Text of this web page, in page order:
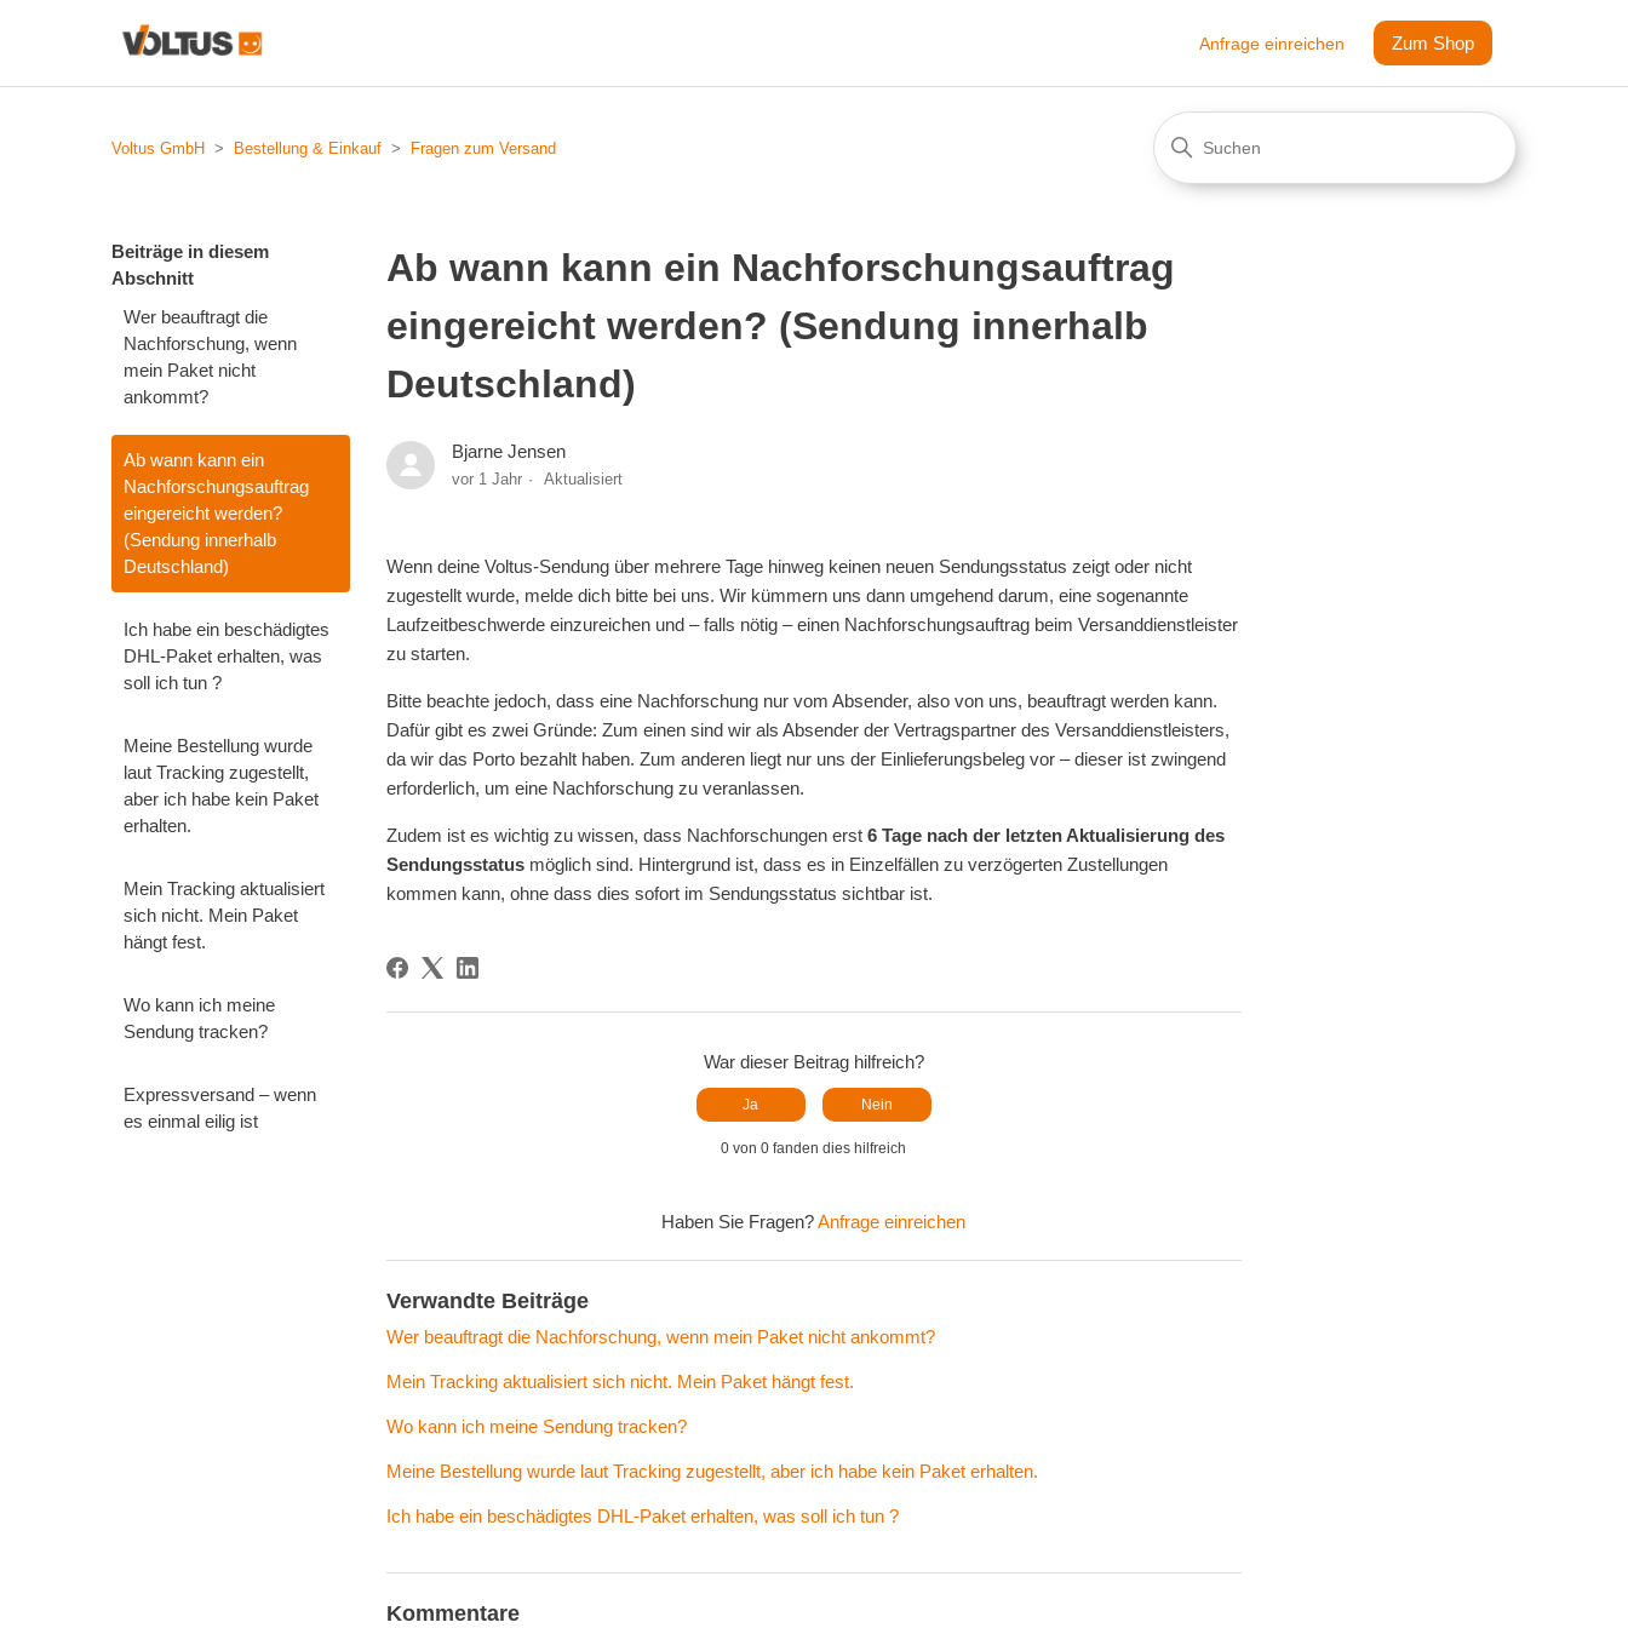
Anfrage einreichen Zum Shop
Voltus GmbH Bestellung & Einkauf Fragen zum Versand
Beiträge in diesem
Abschnitt
Wer beauftragt die
Nachforschung, wenn
mein Paket nicht
ankommt?
Ab wann kann ein
Nachforschungsauftrag
eingereicht werden?
(Sendung innerhalb
Deutschland)
Ich habe ein beschädigtes
DHL-Paket erhalten, was
soll ich tun ?
Meine Bestellung wurde
laut Tracking zugestellt,
aber ich habe kein Paket
erhalten.
Mein Tracking aktualisiert
sich nicht. Mein Paket
hängt fest.
Wo kann ich meine
Sendung tracken?
Expressversand – wenn
es einmal eilig ist
Ab wann kann ein Nachforschungsauftrag
eingereicht werden? (Sendung innerhalb
Deutschland)
Bjarne Jensen
vor 1 Jahr Aktualisiert
Wenn deine Voltus-Sendung über mehrere Tage hinweg keinen neuen Sendungsstatus zeigt oder nicht
zugestellt wurde, melde dich bitte bei uns. Wir kümmern uns dann umgehend darum, eine sogenannte
Laufzeitbeschwerde einzureichen und – falls nötig – einen Nachforschungsauftrag beim Versanddienstleister
zu starten.
Bitte beachte jedoch, dass eine Nachforschung nur vom Absender, also von uns, beauftragt werden kann.
Dafür gibt es zwei Gründe: Zum einen sind wir als Absender der Vertragspartner des Versanddienstleisters,
da wir das Porto bezahlt haben. Zum anderen liegt nur uns der Einlieferungsbeleg vor – dieser ist zwingend
erforderlich, um eine Nachforschung zu veranlassen.
Zudem ist es wichtig zu wissen, dass Nachforschungen erst6 Tage nach der letzten Aktualisierung des
Sendungsstatus möglich sind. Hintergrund ist, dass es in Einzelfällen zu verzögerten Zustellungen
kommen kann, ohne dass dies sofort im Sendungsstatus sichtbar ist.
War dieser Beitrag hilfreich?
Ja Nein
0 von 0 fanden dies hilfreich
Haben Sie Fragen?Anfrage einreichen
Verwandte Beiträge
Wer beauftragt die Nachforschung, wenn mein Paket nicht ankommt?
Mein Tracking aktualisiert sich nicht. Mein Paket hängt fest.
Wo kann ich meine Sendung tracken?
Meine Bestellung wurde laut Tracking zugestellt, aber ich habe kein Paket erhalten.
Ich habe ein beschädigtes DHL-Paket erhalten, was soll ich tun ?
Kommentare